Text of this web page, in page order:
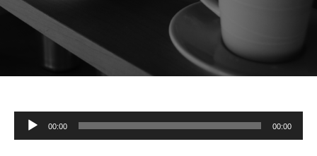
Reprodutor
de
00:00 00:00